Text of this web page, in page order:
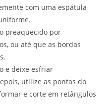
com uma espátula
preaquecido por
ou até que as bordas
e deixe esfriar
utilize as pontas do
e corte em retângulos